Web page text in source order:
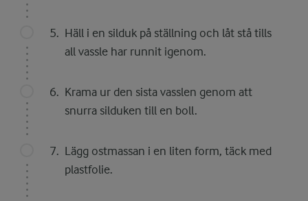
Häll i en silduk på ställning och låt stå tills
all vassle har runnit igenom.
Krama ur den sista vasslen genom att
snurra silduken till en boll.
Lägg ostmassan i en liten form, täck med
plastfolie.